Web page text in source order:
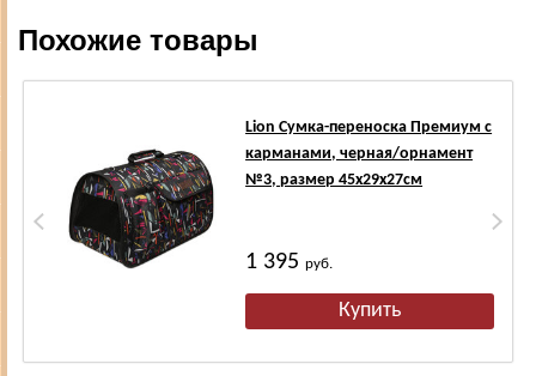
Похожие товары
Lion Сумка-переноска Премиум с
карманами, черная/орнамент
№3, размер 45х29х27см
1 395руб.